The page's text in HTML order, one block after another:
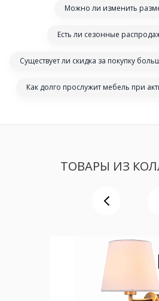
Можно ли изменить
Есть ли сезонные
Существует ли скидка за покупку
Как долго прослужит мебель при
ТОВАРЫ ИЗ